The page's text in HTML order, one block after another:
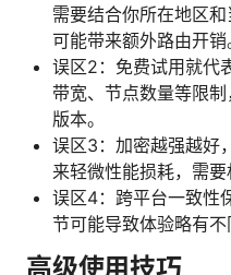
需要结合你所在地区
可能带来额外路由开销
误区2：免费试用就代
带宽、节点数量等限
版本。
误区3：加密越强越好
来轻微性能损耗，需要
误区4：跨平台一致性
节可能导致体验略有不
高级使用技巧